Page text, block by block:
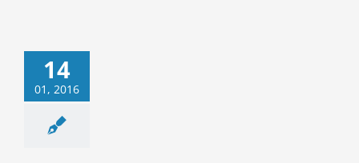
14
01, 2016